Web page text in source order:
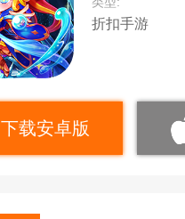
折扣手游
下载安卓版